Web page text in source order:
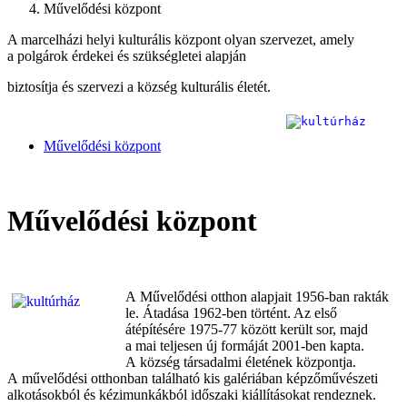
Művelődési központ
A marcelházi helyi kulturális központ olyan szervezet, amely
a polgárok érdekei és szükségletei alapján
biztosítja és szervezi a község kulturális életét.
Művelődési központ
Művelődési központ
A Művelődési otthon alapjait 1956-ban rakták
le. Átadása 1962-ben történt. Az első
átépítésére 1975-77 között került sor, majd
a mai teljesen új formáját 2001-ben kapta.
A község társadalmi életének központja.
A művelődési otthonban található kis galériában képzőművészeti
alkotásokból és kézimunkákból időszaki kiállításokat rendeznek.